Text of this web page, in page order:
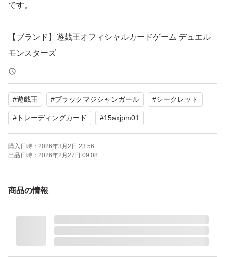
です。
【ブランド】遊戯王オフィシャルカードゲーム デュエル
モンスターズ
【カテゴリ】トレーディングカード
【商品の状態】目立った傷や汚れなし
【カラー】マルチカラー
【その他】シークレットレア、Replica
よろしくお願いいたします。
ブランド：遊戯王オフィシャルカードゲーム デュエルモ
パッケージ：シングルカード
#遊戯王 #ブラックマジシャンガール #シークレット
# トレーディングカード #15axjpm01
購入日時： 2026年3月2日 23:56
出品日時： 2026年2月27日 09:08
商品の情報